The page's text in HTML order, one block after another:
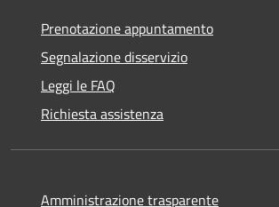
Prenotazione appuntamento
Segnalazione disservizio
Leggi le FAQ
Richiesta assistenza
Amministrazione trasparente